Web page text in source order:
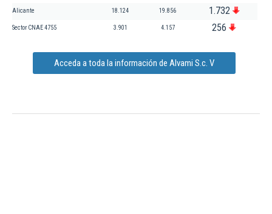
Alicante 18.124 19.856 1.732
Sector CNAE 4755 3.901 4.157 256
Acceda a toda la información de Alvami S.c. V